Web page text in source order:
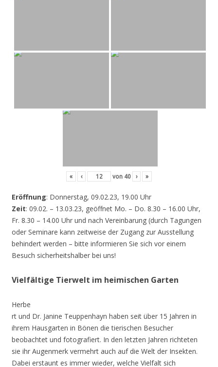
« ‹ von 40 › »
Eröffnung: Donnerstag, 09.02.23, 19.00 Uhr
Zeit: 09.02. – 13.03.23, geöffnet Mo. – Do. 8.30 – 16.00 Uhr,
Fr. 8.30 – 14.00 Uhr und nach Vereinbarung (durch Tagungen
oder Seminare kann zeitweise der Zugang zur Ausstellung
behindert werden – bitte informieren Sie sich vor einem
Besuch sicherheitshalber bei uns!
Vielfältige Tierwelt im heimischen Garten
Herbe
rt und Dr. Janine Teuppenhayn haben seit über 15 Jahren in
ihrem Hausgarten in Bönen die tierischen Besucher
beobachtet und fotografiert. In den letzten Jahren richteten
sie ihr Augenmerk vermehrt auch auf die Welt der Insekten.
Dabei erstaunt es immer wieder, welche Vielfalt sich